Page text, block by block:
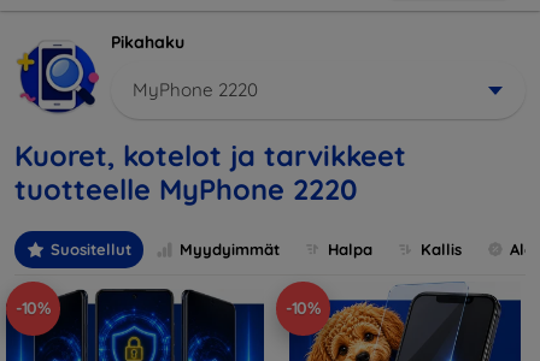
Pikahaku
MyPhone 2220
Kuoret, kotelot ja tarvikkeet
tuotteelle MyPhone 2220
Suositellut Myydyimmät Halpa Kallis
-10% -10%